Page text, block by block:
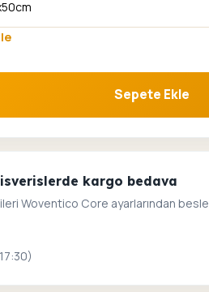
Seti adet Sepete Ekle
kargo bedava
Woventico Core ayarlarından